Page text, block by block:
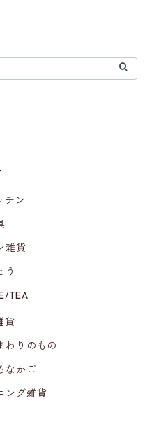
チン
雑貨
う
TEA
貨
わりのもの
なかご
ング雑貨